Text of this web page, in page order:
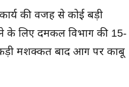
की वजह से कोई बड़ी
के लिए दमकल विभाग की 15-
मशक्कत बाद आग पर काबू